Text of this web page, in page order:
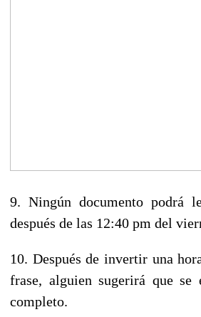
9. Ningún documento podrá
después de las 12:40 pm del
10. Después de invertir una
frase, alguien sugerirá que
completo.